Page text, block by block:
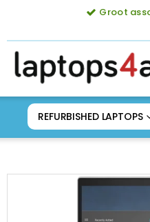
Groot
REFURBISHED LAPTOPS